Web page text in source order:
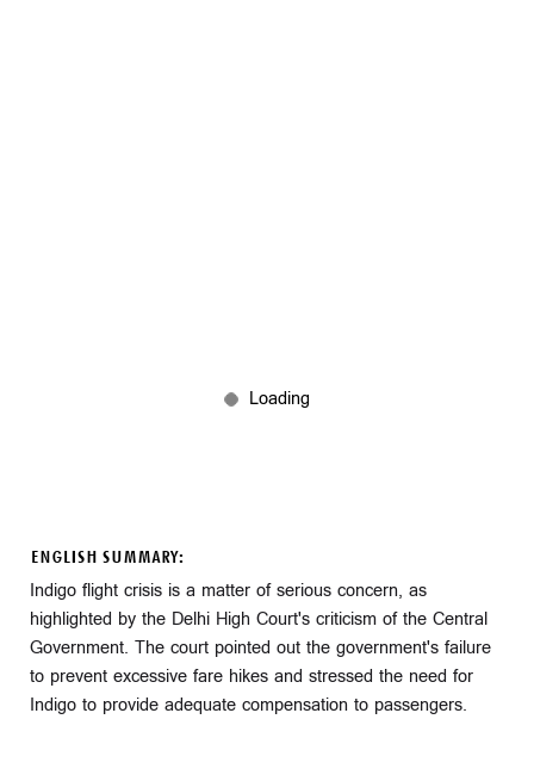
ENGLISH SUMMARY:
Indigo flight crisis is a matter of serious concern, as
highlighted by the Delhi High Court's criticism of the Central
Government. The court pointed out the government's failure
to prevent excessive fare hikes and stressed the need for
Indigo to provide adequate compensation to passengers.